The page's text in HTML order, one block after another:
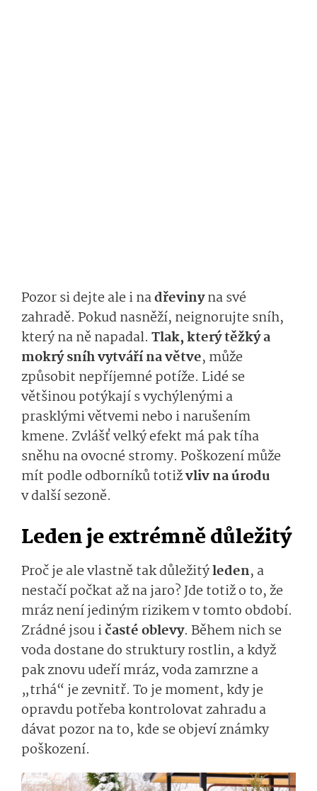
Pozor si dejte ale i nadřevinyna své
zahradě. Pokud nasněží, neignorujte sníh,
který na ně napadal. Tlak, který těžký a
mokrý sníh vytváří na větve, může
způsobit nepříjemné potíže. Lidé se
většinou potýkají s vychýlenými a
prasklými větvemi nebo i narušením
kmene. Zvlášť velký efekt má pak tíha
sněhu na ovocné stromy. Poškození může
mít podle odborníků totižvliv na úrodu
v další sezoně.
Leden je extrémně důležitý
Proč je ale vlastně tak důležitýleden, a
nestačí počkat až na jaro? Jde totiž o to, že
mráz není jediným rizikem v tomto období.
Zrádné jsou ičasté oblevy. Během nich se
voda dostane do struktury rostlin, a když
pak znovu udeří mráz, voda zamrzne a
„trhá“ je zevnitř. To je moment, kdy je
opravdu potřeba kontrolovat zahradu a
dávat pozor na to, kde se objeví známky
poškození.